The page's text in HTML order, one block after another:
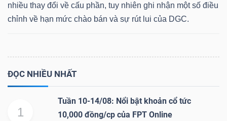
nhiều thay đổi về cấu phần, tuy nhiên ghi nhận một số điều
chỉnh về hạn mức chào bán và sự rút lui của DGC.
ĐỌC NHIỀU NHẤT
1
Tuần 10-14/08: Nổi bật khoản cổ tức
10,000 đồng/cp của FPT Online